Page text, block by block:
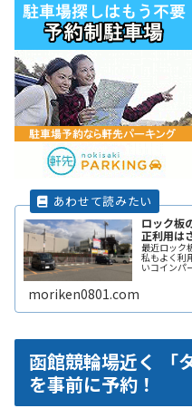
ロック板
正利用は
最近ロック
私もよく利
いコインパ
ク板のな
と不正に
moriken0801.com
函館競輪場近く 「
を事前に予約！